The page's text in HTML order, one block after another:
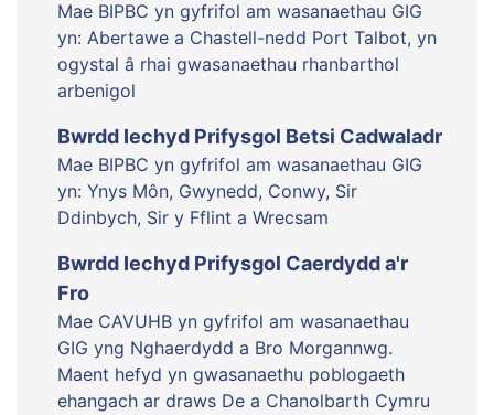
Mae BIPBC yn gyfrifol am wasanaethau GIG
yn: Abertawe a Chastell-nedd Port Talbot, yn
ogystal â rhai gwasanaethau rhanbarthol
arbenigol
Bwrdd Iechyd Prifysgol Betsi Cadwaladr
Mae BIPBC yn gyfrifol am wasanaethau GIG
yn: Ynys Môn, Gwynedd, Conwy, Sir
Ddinbych, Sir y Fflint a Wrecsam
Bwrdd Iechyd Prifysgol Caerdydd a'r
Fro
Mae CAVUHB yn gyfrifol am wasanaethau
GIG yng Nghaerdydd a Bro Morgannwg.
Maent hefyd yn gwasanaethu poblogaeth
ehangach ar draws De a Chanolbarth Cymru